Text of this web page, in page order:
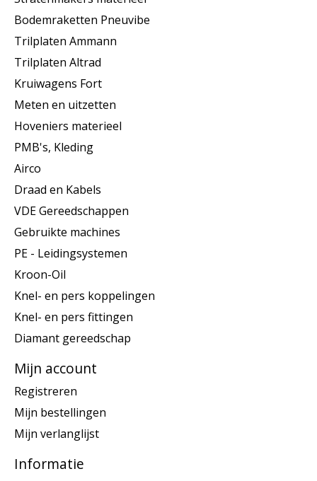
Bodemraketten Pneuvibe
Trilplaten Ammann
Trilplaten Altrad
Kruiwagens Fort
Meten en uitzetten
Hoveniers materieel
PMB's, Kleding
Airco
Draad en Kabels
VDE Gereedschappen
Gebruikte machines
PE - Leidingsystemen
Kroon-Oil
Knel- en pers koppelingen
Knel- en pers fittingen
Diamant gereedschap
Mijn account
Registreren
Mijn bestellingen
Mijn verlanglijst
Informatie